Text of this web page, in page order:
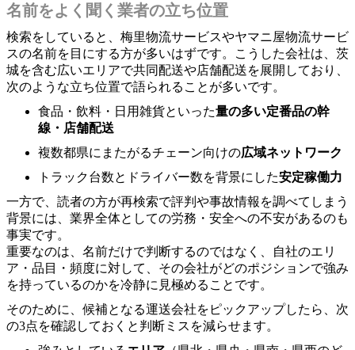
名前をよく聞く業者の立ち位置
検索をしていると、梅里物流サービスやヤマニ屋物流サービ
スの名前を目にする方が多いはずです。こうした会社は、茨
城を含む広いエリアで共同配送や店舗配送を展開しており、
次のような立ち位置で語られることが多いです。
食品・飲料・日用雑貨といった量の多い定番品の幹
線・店舗配送
複数都県にまたがるチェーン向けの広域ネットワーク
トラック台数とドライバー数を背景にした安定稼働力
一方で、読者の方が再検索で評判や事故情報を調べてしまう
背景には、業界全体としての労務・安全への不安があるのも
事実です。
重要なのは、名前だけで判断するのではなく、自社のエリ
ア・品目・頻度に対して、その会社がどのポジションで強み
を持っているのかを冷静に見極めることです。
そのために、候補となる運送会社をピックアップしたら、次
の3点を確認しておくと判断ミスを減らせます。